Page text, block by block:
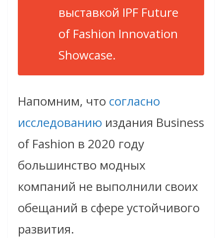
выставкой IPF Future
of Fashion Innovation
Showcase.
Напомним, что согласно
исследованию издания Business
of Fashion в 2020 году
большинство модных
компаний не выполнили своих
обещаний в сфере устойчивого
развития.